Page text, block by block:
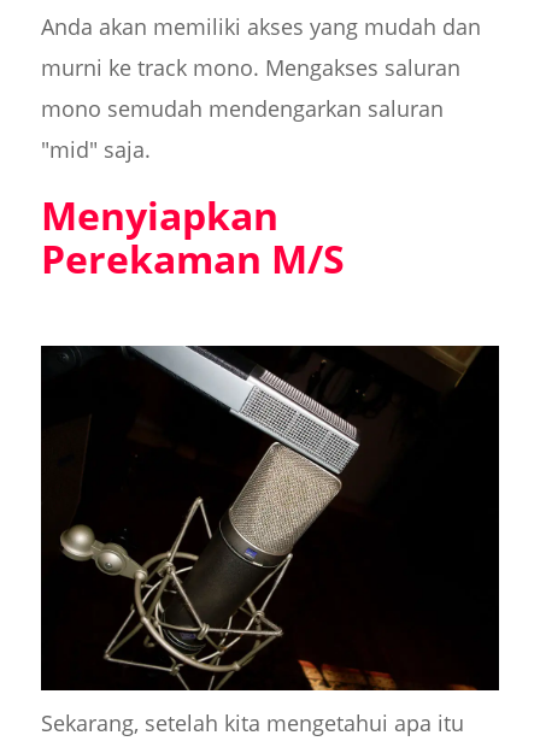
Anda akan memiliki akses yang mudah dan
murni ke track mono. Mengakses saluran
mono semudah mendengarkan saluran
"mid" saja.
Menyiapkan
Perekaman M/S
Sekarang, setelah kita mengetahui apa itu